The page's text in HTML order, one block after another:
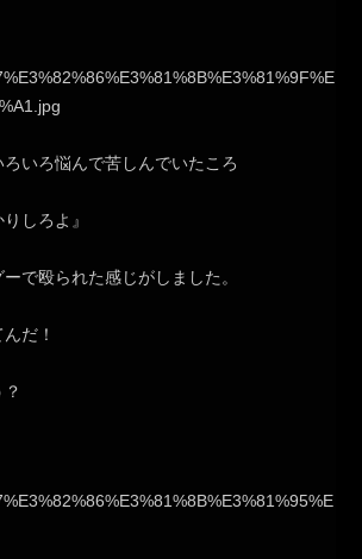
いろ悩んで苦しんでいたころ
しろよ』
で殴られた感じがしました。
だ！